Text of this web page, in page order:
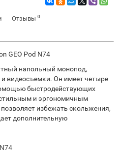
Отзывы 0
GEO Pod N74
напольный монопод,
видеосъемки. Он имеет четыре
быстродействующих
и эргономичным
избежать скольжения,
дополнительную